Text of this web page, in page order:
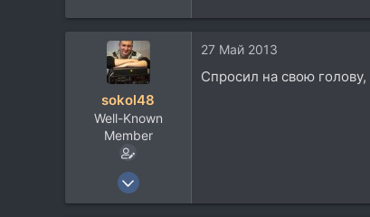
1.229
sokol48
Well-Known
Member
18 Ноя 2011
27 Май 2013
Спросил на свою голову,